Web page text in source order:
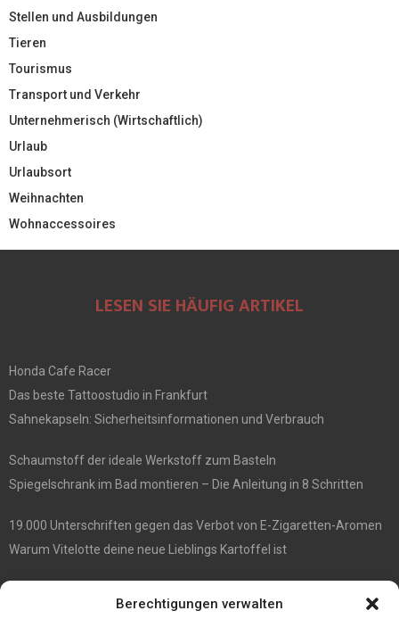
Berechtigungen verwalten
Stellen und Ausbildungen
Tieren
Tourismus
Transport und Verkehr
Unternehmerisch (Wirtschaftlich)
Urlaub
Urlaubsort
Weihnachten
Wohnaccessoires
LESEN SIE HÄUFIG ARTIKEL
Honda Cafe Racer
Das beste Tattoostudio in Frankfurt
Sahnekapseln: Sicherheitsinformationen und Verbrauch
Schaumstoff der ideale Werkstoff zum Basteln
Spiegelschrank im Bad montieren – Die Anleitung in 8 Schritten
19.000 Unterschriften gegen das Verbot von E-Zigaretten-Aromen
Warum Vitelotte deine neue Lieblings Kartoffel ist
Anne et Valentin Brillen überraschender Stil und ultimativer